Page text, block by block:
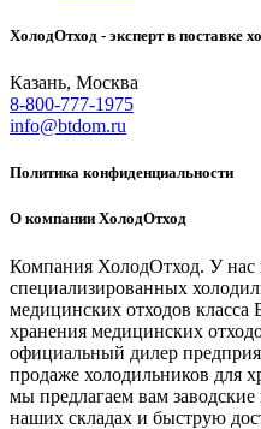
ХолодОтход - эксперт в поставке
Казань, Москва
8-800-777-1975
info@btdom.ru
Политика конфиденциальности
О компании ХолодОтход
Компания ХолодОтход. У нас
специализированных
медицинских отходов класса
хранения медицинских
официальный дилер
продаже холодильников для
мы предлагаем вам
наших складах и быструю